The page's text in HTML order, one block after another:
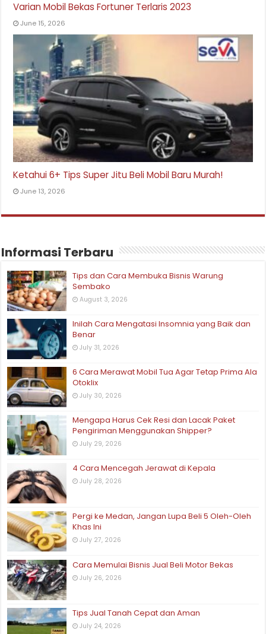
Varian Mobil Bekas Fortuner Terlaris 2023
June 15, 2026
Ketahui 6+ Tips Super Jitu Beli Mobil Baru Murah!
June 13, 2026
Informasi Terbaru
Tips dan Cara Membuka Bisnis Warung
Sembako
August 3, 2026
Inilah Cara Mengatasi Insomnia yang Baik dan
Benar
July 31, 2026
6 Cara Merawat Mobil Tua Agar Tetap Prima Ala
Otoklix
July 30, 2026
Mengapa Harus Cek Resi dan Lacak Paket
Pengiriman Menggunakan Shipper?
July 29, 2026
4 Cara Mencegah Jerawat di Kepala
July 28, 2026
Pergi ke Medan, Jangan Lupa Beli 5 Oleh-Oleh
Khas Ini
July 27, 2026
Cara Memulai Bisnis Jual Beli Motor Bekas
July 26, 2026
Tips Jual Tanah Cepat dan Aman
July 24, 2026